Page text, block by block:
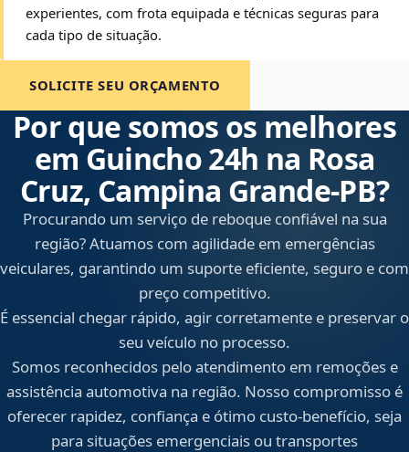
experientes, com frota equipada e técnicas seguras para
cada tipo de situação.
SOLICITE SEU ORÇAMENTO
Por que somos os melhores
em Guincho 24h na Rosa
Cruz, Campina Grande‑PB?
Procurando um serviço de reboque confiável na sua
região? Atuamos com agilidade em emergências
veiculares, garantindo um suporte eficiente, seguro e com
preço competitivo.
É essencial chegar rápido, agir corretamente e preservar o
seu veículo no processo.
Somos reconhecidos pelo atendimento em remoções e
assistência automotiva na região. Nosso compromisso é
oferecer rapidez, confiança e ótimo custo-benefício, seja
para situações emergenciais ou transportes